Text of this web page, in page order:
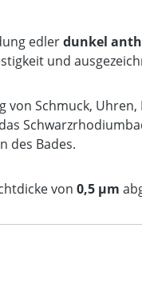
edlerdunkel
und
Schmuck,
des Bades.
von 0,5 µm